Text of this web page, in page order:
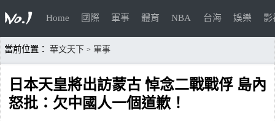
Home 國際 軍事 體育 NBA 台海 娛樂 影
當前位置： 華文天下 > 軍事
日本天皇將出訪蒙古 悼念二戰戰俘 島內
怒批：欠中國人一個道歉！